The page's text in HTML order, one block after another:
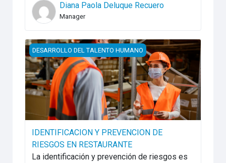
Diana Paola Deluque Recuero
Manager
IDENTIFICACION Y PREVENCION DE RIESGOS EN
DESARROLLO DEL TALENTO HUMANO
IDENTIFICACION Y PREVENCION DE
RIESGOS EN RESTAURANTE
La identificación y prevención de riesgos es